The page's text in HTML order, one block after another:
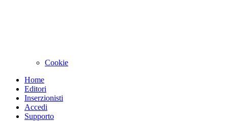
Cookie
Home
Editori
Inserzionisti
Accedi
Supporto